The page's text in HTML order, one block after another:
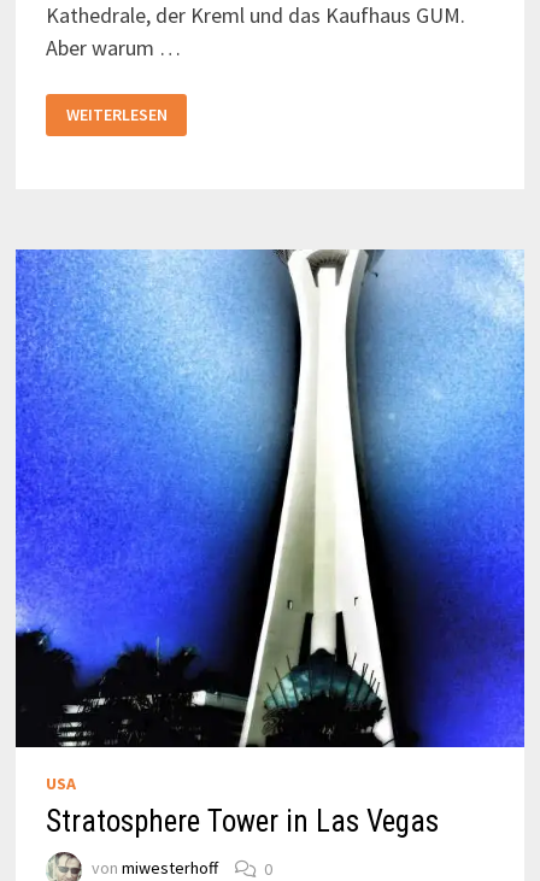
Kathedrale, der Kreml und das Kaufhaus GUM.
Aber warum …
PLATZ,
MOSKAU
WEITERLESEN
USA
Stratosphere Tower in Las Vegas
von miwesterhoff 0